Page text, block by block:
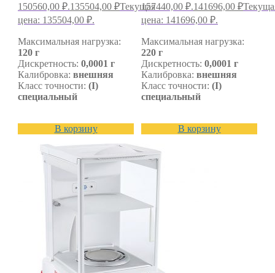
150560,00 ₽.135504,00 ₽Текущая
цена: 135504,00 ₽.
Максимальная нагрузка:
120 г
Дискретность: 0,0001 г
Калибровка: внешняя
Класс точности: (I)
специальный
В корзину
157440,00 ₽.141696,00 ₽
цена: 141696,00 ₽.
Максимальная нагрузка:
220 г
Дискретность: 0,0001 г
Калибровка: внешняя
Класс точности: (I)
специальный
В корзину